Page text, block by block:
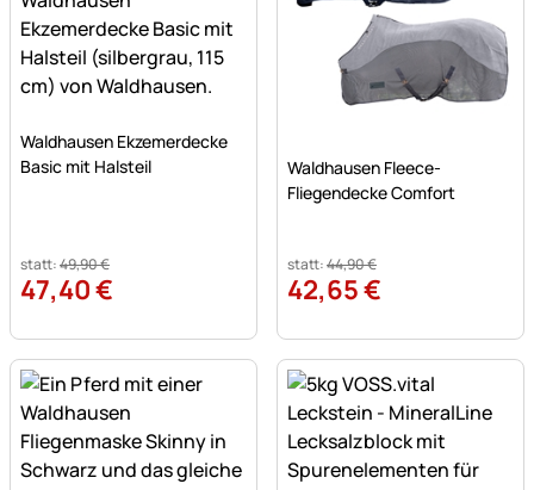
Waldhausen Ekzemerdecke
Basic mit Halsteil
statt:49,90€
47,40€
Waldhausen Fleece-
Fliegendecke Comfort
statt:44,90€
42,65€